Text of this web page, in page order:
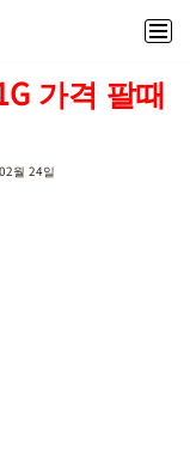
가격 팔때
월 24일